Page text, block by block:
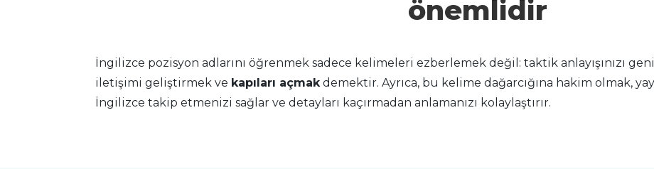
önemlidir
İngilizce pozisyon adlarını öğrenmek sadece kelimeleri ezberlemek değil: taktik anlayışınızı
iletişimi geliştirmek ve kapıları açmakdemektir. Ayrıca, bu kelime dağarcığına hakim olmak,
İngilizce takip etmenizi sağlar ve detayları kaçırmadan anlamanızı kolaylaştırır.